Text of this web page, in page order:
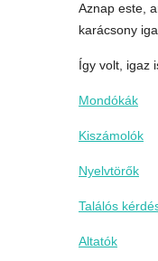
Aznap este,
karácsony
Így volt, igaz
Mondókák
Kiszámolók
Nyelvtörők
Találós
Altatók